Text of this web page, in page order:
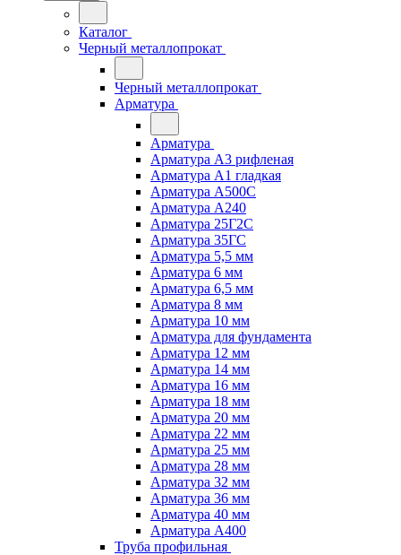
Каталог
Черный металлопрокат
Черный металлопрокат
Арматура
Арматура
Арматура А3 рифленая
Арматура А1 гладкая
Арматура А500С
Арматура А240
Арматура 25Г2С
Арматура 35ГС
Арматура 5,5 мм
Арматура 6 мм
Арматура 6,5 мм
Арматура 8 мм
Арматура 10 мм
Арматура для фундамента
Арматура 12 мм
Арматура 14 мм
Арматура 16 мм
Арматура 18 мм
Арматура 20 мм
Арматура 22 мм
Арматура 25 мм
Арматура 28 мм
Арматура 32 мм
Арматура 36 мм
Арматура 40 мм
Арматура А400
Труба профильная